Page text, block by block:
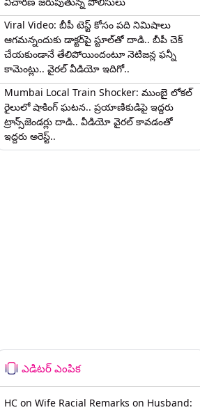
Viral Video: బీపీ టెస్ట్‌ కోసం పది నిమిషాలు
ఆగమన్నందుకు డాక్టర్‌పై స్టూల్‌తో దాడి.. బీపీ చెక్
చేయకుండానే తేలిపోయిందంటూ నెటిజన్ల ఫన్నీ
కామెంట్లు.. వైరల్ వీడియో ఇదిగో..
Mumbai Local Train Shocker: ముంబై లోకల్
రైలులో షాకింగ్ ఘటన.. ప్రయాణికుడిపై ఇద్దరు
ట్రాన్స్‌జెండర్లు దాడి.. వీడియో వైరల్ కావడంతో
ఇద్దరు అరెస్ట్..
ఎడిటర్ ఎంపిక
HC on Wife Racial Remarks on Husband: